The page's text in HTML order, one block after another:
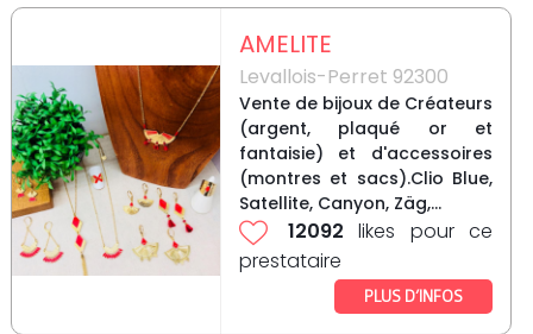
AMELITE
Levallois-Perret 92300
Vente de bijoux de Créateurs
(argent, plaqué or et
fantaisie) et d'accessoires
(montres et sacs).Clio Blue,
Satellite, Canyon, Zäg,...
12092 likes pour ce
prestataire
PLUS D’INFOS